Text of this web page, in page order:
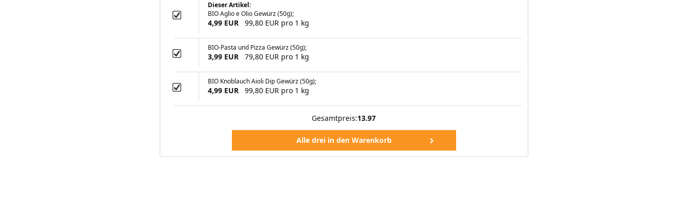
Dieser Artikel:
BIO Aglio e Olio Gewürz (50g);
4,99 EUR 99,80 EUR pro 1 kg
BIO-Pasta und Pizza Gewürz (50g);
3,99 EUR 79,80 EUR pro 1 kg
BIO Knoblauch Aioli Dip Gewürz (50g);
4,99 EUR 99,80 EUR pro 1 kg
Gesamtpreis:13.97